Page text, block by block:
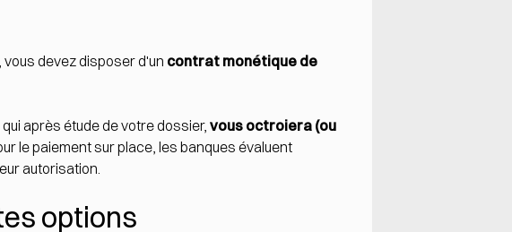
devez disposer d'un contrat monétique de
, qui après étude de votre dossier, vous octroiera (ou
le paiement sur place, les banques évaluent
autorisation.
options